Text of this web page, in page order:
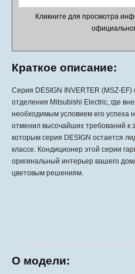
Кликните для просмотра
Краткое описание:
Серия DESIGN INVERTER (MSZ-EF)
отделения Mitsubishi Electric, где
необходимым условием его успеха
отменил высочайших требований
которым серия DESIGN остается
классе. Кондиционер этой серии
оригинальный интерьер вашего
цветовым решениям.
О модели: